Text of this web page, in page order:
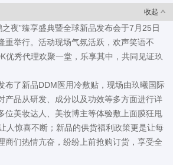
收起
夜”臻享盛典暨全球新品发布会于7月25日
重举行。活动现场气氛活跃，欢声笑语不
优秀代理欢聚一堂，乐享其中，共同见证玖
布了新品DDM医用冷敷贴，现场由玖曦国际
产品从研发、成分以及功效等多方面进行详
位美妆达人、美妆博主等体验敷上面膜狂甩
人惊喜不断；新品的供货福利政策更是让每
商们热情亢奋，纷纷上前抢购订货，享受全